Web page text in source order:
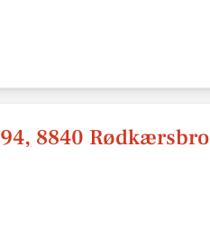
8840 Rødkærsbro